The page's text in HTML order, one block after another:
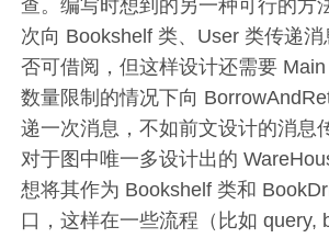
查。编写时想到的另一种可行的方
次向 Bookshelf 类、User 类传递
否可借阅，但这样设计还需要
数量限制的情况下向
递一次消息，不如前文设计的消息
对于图中唯一多设计出的
想将其作为 Bookshelf 类和
口，这样在一些流程（比如 query,